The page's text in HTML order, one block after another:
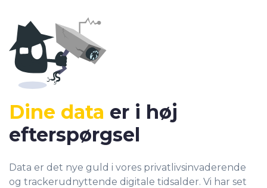
Data er det nye guld i vores privatlivsinvaderende
og trackerudnyttende digitale tidsalder. Vi har set
Dine data er i høj
efterspørgsel